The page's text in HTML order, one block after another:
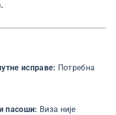
исправе: Потребна
пасоши: Виза није